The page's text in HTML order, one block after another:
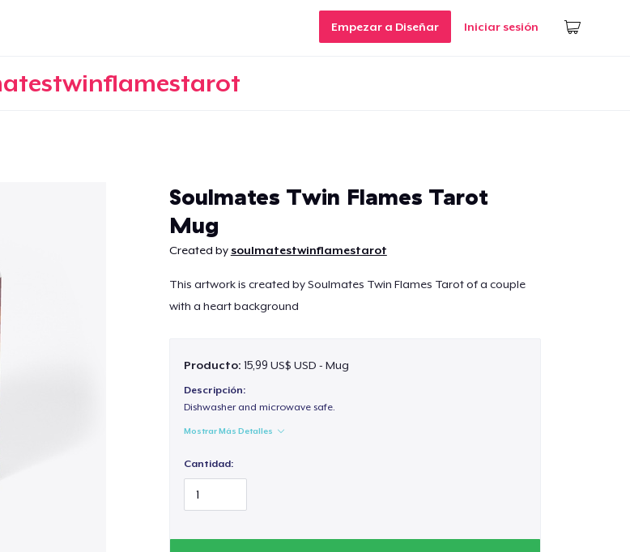
Empezar a Diseñar Iniciar sesión
Soulmates Twin Flames Tarot
Mug
Created by soulmatestwinflamestarot
This artwork is created by Soulmates Twin Flames Tarot of a couple
with a heart background
Producto: 15,99 US$ USD - Mug
Descripción:
Dishwasher and microwave safe.
Mostrar Más Detalles
Cantidad: